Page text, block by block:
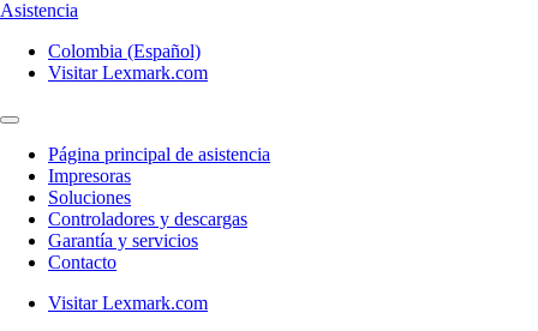
Asistencia
Colombia (Español)
Visitar Lexmark.com
Página principal de asistencia
Impresoras
Soluciones
Controladores y descargas
Garantía y servicios
Contacto
Visitar Lexmark.com